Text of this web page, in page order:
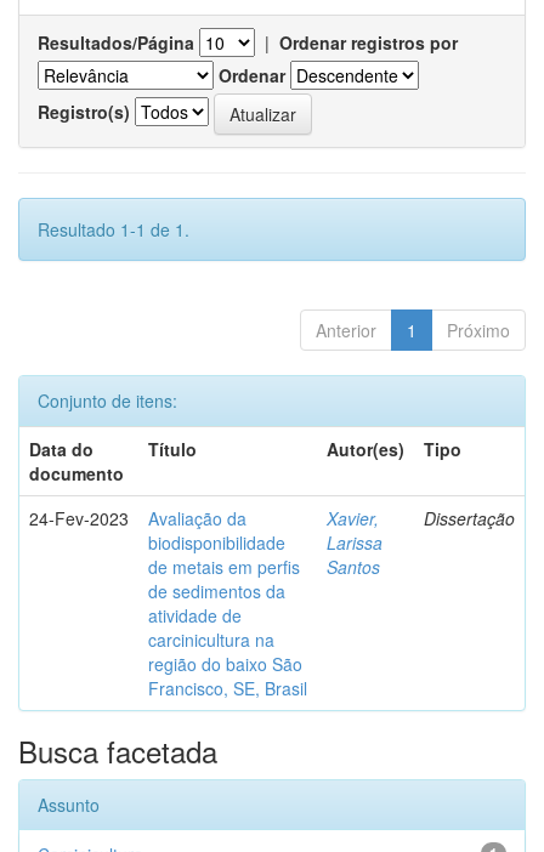
Resultados/Página | Ordenar registros por
Ordenar
Registro(s)
Resultado 1-1 de 1.
Anterior 1 Próximo
Conjunto de itens:
Data do
documento
Título Autor(es) Tipo
24-Fev-2023
Avaliação da
biodisponibilidade
de metais em perfis
de sedimentos da
atividade de
carcinicultura na
região do baixo São
Francisco, SE, Brasil
Xavier,
Larissa
Santos
Dissertação
Busca facetada
Assunto